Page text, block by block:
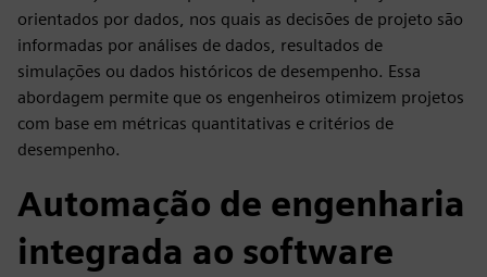
orientados por dados, nos quais as decisões de projeto são
informadas por análises de dados, resultados de
simulações ou dados históricos de desempenho. Essa
abordagem permite que os engenheiros otimizem projetos
com base em métricas quantitativas e critérios de
desempenho.
Automação de engenharia
integrada ao software